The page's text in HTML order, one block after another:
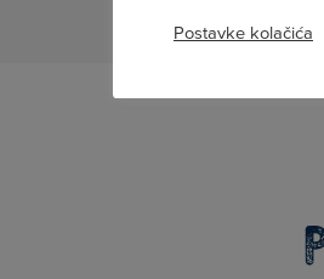
Postavke kolačića